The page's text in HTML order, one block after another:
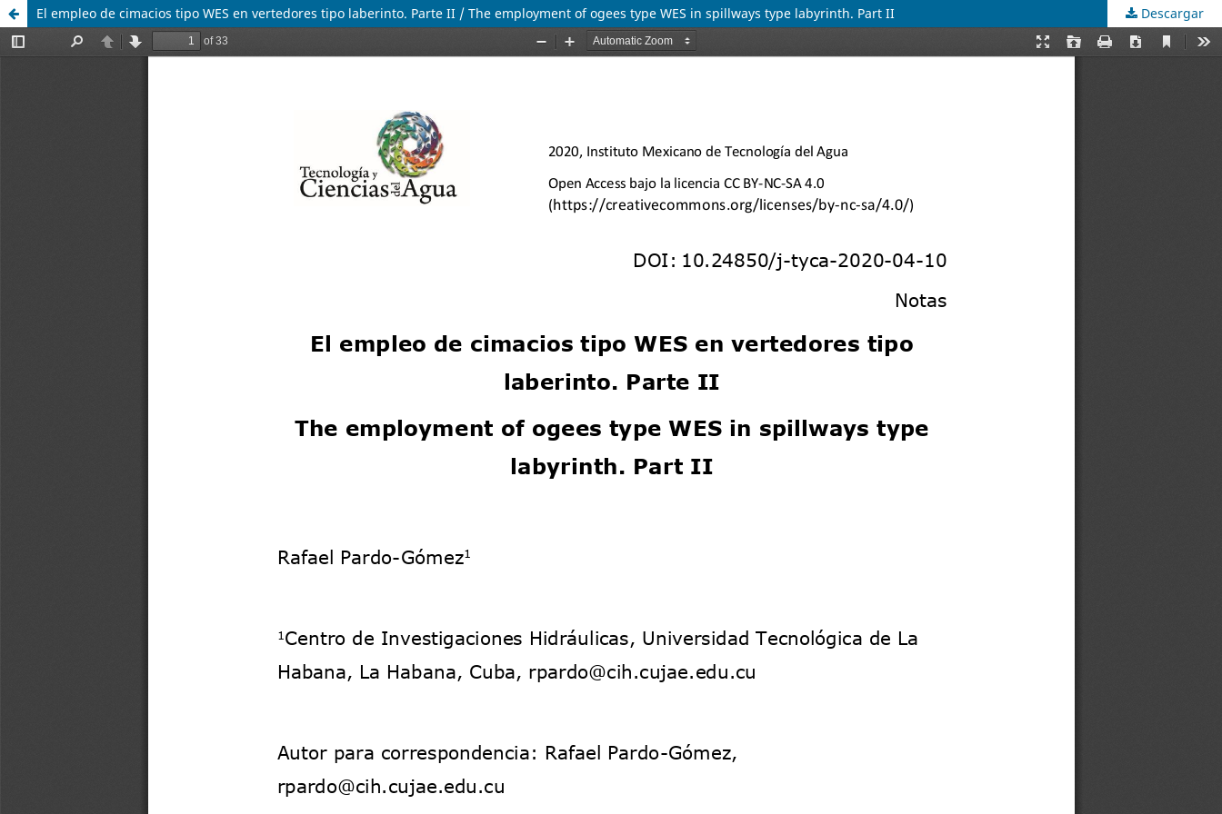
El empleo de cimacios tipo WES en vertedores tipo laberinto. Parte II / The employment of ogees type WES in spillways type labyrinth. Part II Descargar